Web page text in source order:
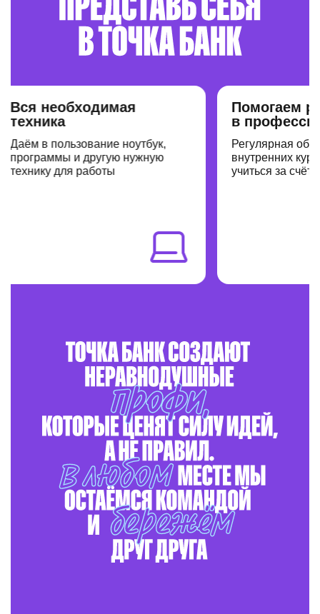
необходимая
в пользование ноутбук,
и другую нужную
для работы
Помогаем
в профессии
Регулярная
внутренних курсов
учиться за счёт